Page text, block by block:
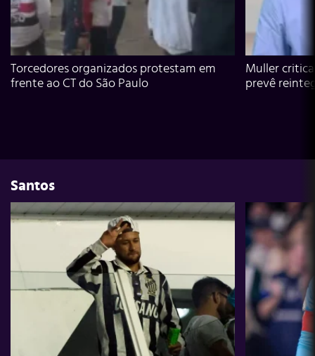
Torcedores organizados protestam em
frente ao CT do São Paulo
Muller
prevê
Santos